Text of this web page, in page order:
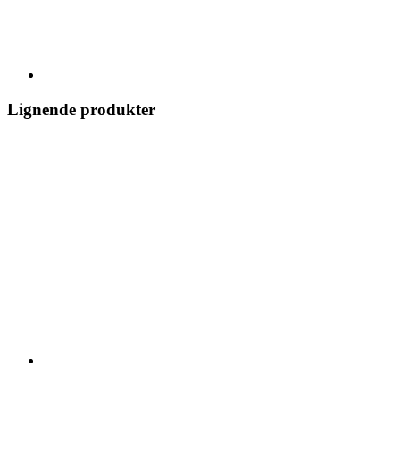
Lignende produkter